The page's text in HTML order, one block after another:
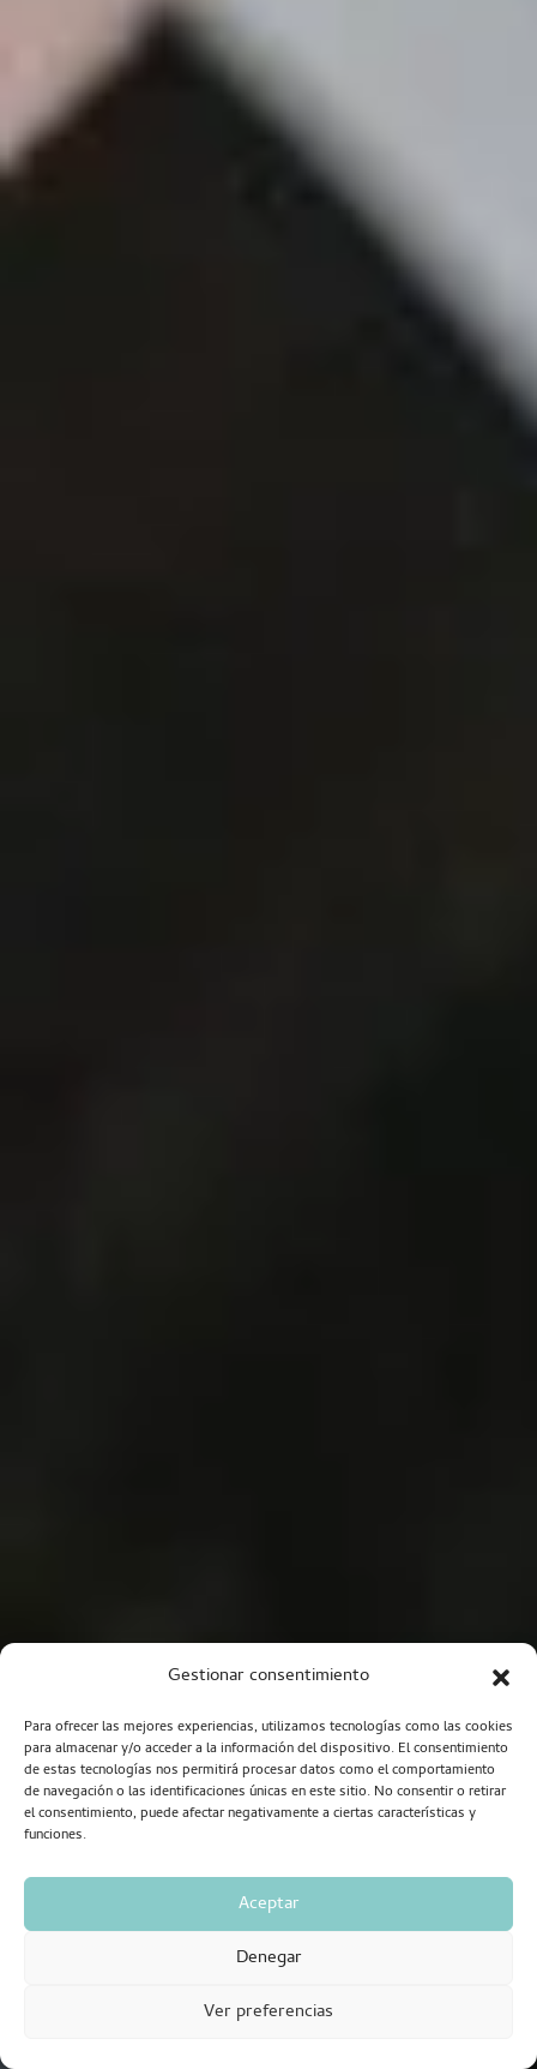
Gestionar consentimiento
Para ofrecer las mejores experiencias, utilizamos tecnologías como las cookies
para almacenar y/o acceder a la información del dispositivo. El consentimiento
de estas tecnologías nos permitirá procesar datos como el comportamiento
de navegación o las identificaciones únicas en este sitio. No consentir o retirar
el consentimiento, puede afectar negativamente a ciertas características y
funciones.
Aceptar
Denegar
Ver preferencias